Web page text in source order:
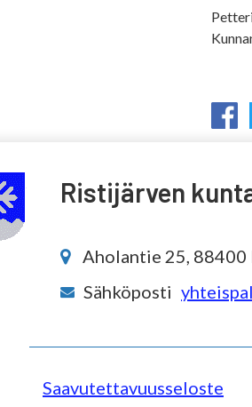
Ristijärven
Aholantie 25, 88400
Sähköposti
Saavutettavuusseloste